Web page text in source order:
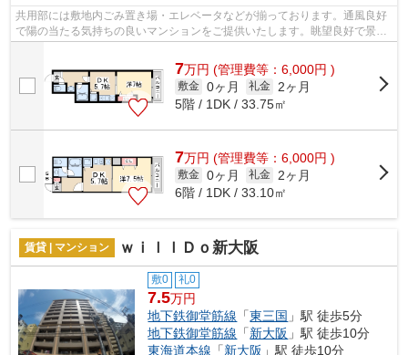
共用部には敷地内ごみ置き場・エレベータなどが揃っております。通風良好
で陽の当たる気持ちの良いマンションをご提供いたします。眺望良好で景色
7万円 (管理費等：6,000円 )
敷金 0ヶ月 礼金
2ヶ月
5階 / 1DK / 33.75㎡
7万円 (管理費等：6,000円 )
敷金 0ヶ月 礼金
2ヶ月
6階 / 1DK / 33.10㎡
賃貸 | マンション ｗｉｌｌＤｏ新大阪
敷0 礼0
7.5万円
地下鉄御堂筋線 「東三国 」駅 徒歩5分
地下鉄御堂筋線 「新大阪 」駅 徒歩10分
東海道本線 「新大阪 」駅 徒歩10分